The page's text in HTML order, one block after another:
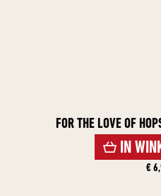
FOR THE LOVE OF
IN
€